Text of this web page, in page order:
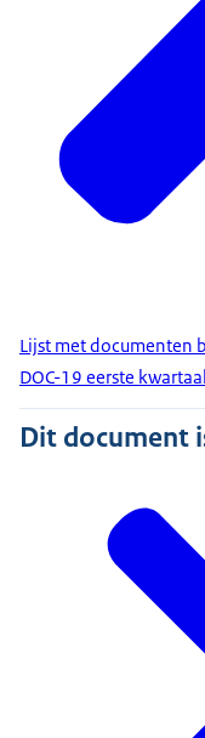
Lijst met documenten
DOC-19 eerste
Dit document